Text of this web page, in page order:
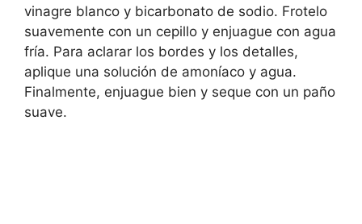
vinagre blanco y bicarbonato de sodio. Frotelo
suavemente con un cepillo y enjuague con agua
fría. Para aclarar los bordes y los detalles,
aplique una solución de amoníaco y agua.
Finalmente, enjuague bien y seque con un paño
suave.